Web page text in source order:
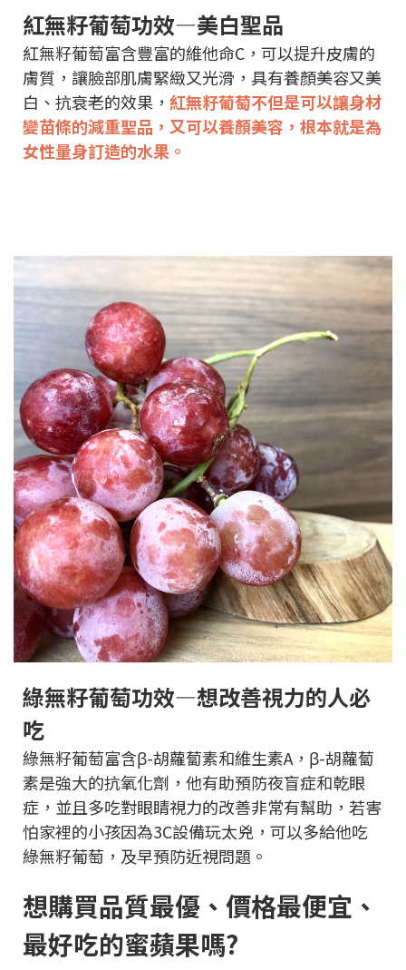
紅無籽葡萄功效—美白聖品
紅無籽葡萄富含豐富的維他命C，可以提升皮膚的
膚質，讓臉部肌膚緊緻又光滑，具有養顏美容又美
白、抗衰老的效果， 紅無籽葡萄不但是可以讓身材
變苗條的減重聖品，又可以養顏美容，根本就是為
女性量身訂造的水果。
綠無籽葡萄功效—想改善視力的人必
吃
綠無籽葡萄富含β-胡蘿蔔素和維生素A， β-胡蘿蔔
素是強大的抗氧化劑 ， 他有助預防夜盲症和乾眼
症，並且多吃對眼睛視力的改善非常有幫助，若害
怕家裡的小孩因為3C設備玩太兇，可以多給他吃
綠無籽葡萄，及早預防近視問題。
想購買品質最優、價格最便宜、
最好吃的蜜蘋果嗎?